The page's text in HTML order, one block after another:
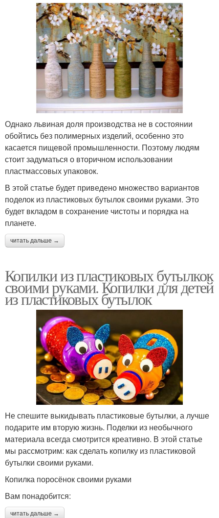
Однако львиная доля производства не в состоянии
обойтись без полимерных изделий, особенно это
касается пищевой промышленности. Поэтому людям
стоит задуматься о вторичном использовании
пластмассовых упаковок.
В этой статье будет приведено множество вариантов
поделок из пластиковых бутылок своими руками. Это
будет вкладом в сохранение чистоты и порядка на
планете.
читать дальше →
Копилки из пластиковых бутылкок
своими руками. Копилки для детей
из пластиковых бутылок
Не спешите выкидывать пластиковые бутылки, а лучше
подарите им вторую жизнь. Поделки из необычного
материала всегда смотрится креативно. В этой статье
мы рассмотрим: как сделать копилку из пластиковой
бутылки своими руками.
Копилка поросёнок своими руками
Вам понадобится:
читать дальше →